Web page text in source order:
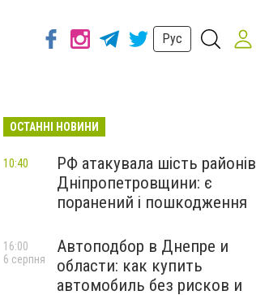
Рус
ОСТАННІ НОВИНИ
РФ атакувала шість районів
Дніпропетровщини: є
поранений і пошкодження
10:40
Автоподбор в Днепре и
области: как купить
автомобиль без рисков и
16:00
6 серпня